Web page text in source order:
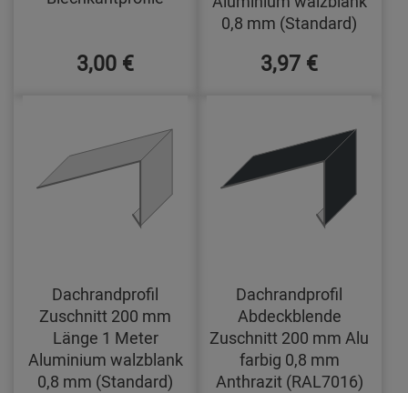
3,00 €
0,8 mm (Standard)
3,97 €
Dachrandprofil
Zuschnitt 200 mm
Länge 1 Meter
Aluminium walzblank
0,8 mm (Standard)
Dachrandprofil
Abdeckblende
Zuschnitt 200 mm Alu
farbig 0,8 mm
Anthrazit (RAL7016)